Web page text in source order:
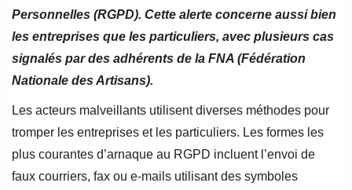
Personnelles (RGPD). Cette alerte concerne aussi bien
les entreprises que les particuliers, avec plusieurs cas
signalés par des adhérents de la FNA (Fédération
Nationale des Artisans).
Les acteurs malveillants utilisent diverses méthodes pour
tromper les entreprises et les particuliers. Les formes les
plus courantes d’arnaque au RGPD incluent l’envoi de
faux courriers, fax ou e-mails utilisant des symboles